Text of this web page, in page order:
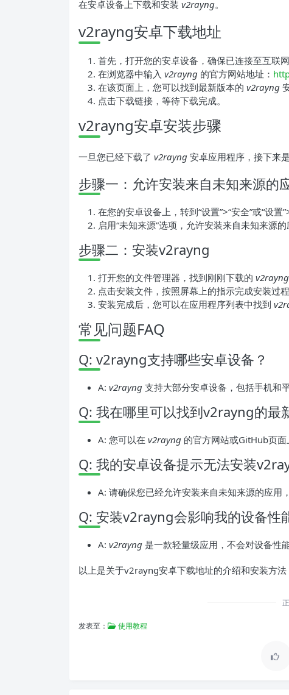
在安卓设备上下载和安装 v2rayng。
v2rayng安卓下载地址
首先，打开您的安卓设备，确保已连接至互联网
在浏览器中输入 v2rayng 的官方网站地址：
在该页面上，您可以找到最新版本的 v2rayng
点击下载链接，等待下载完成。
v2rayng安卓安装步骤
一旦您已经下载了 v2rayng 安卓应用程序，接下来是
步骤一：允许安装来自未知来源的
在您的安卓设备上，转到“设置”>“安全”或“设置
启用“未知来源”选项，允许安装来自未知来源的
步骤二：安装v2rayng
打开您的文件管理器，找到刚刚下载的 v2rayng
点击安装文件，按照屏幕上的指示完成安装过程
安装完成后，您可以在应用程序列表中找到
常见问题FAQ
Q: v2rayng支持哪些安卓设备？
A: v2rayng 支持大部分安卓设备，包括手机和平
Q: 我在哪里可以找到v2rayng的最
A: 您可以在 v2rayng 的官方网站或GitHub页面
Q: 我的安卓设备提示无法安装
A: 请确保您已经允许安装来自未知来源的应用
Q: 安装v2rayng会影响我的设备性
A: v2rayng 是一款轻量级应用，不会对设备性
以上是关于v2rayng安卓下载地址的介绍和安装方法
发表至： 使用教程